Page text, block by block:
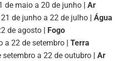
de maio a 20 de junho | Ar
de junho a 22 de julho | Água
de agosto | Fogo
a 22 de setembro | Terra
setembro a 22 de outubro | Ar